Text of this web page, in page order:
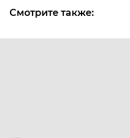
Смотрите также: